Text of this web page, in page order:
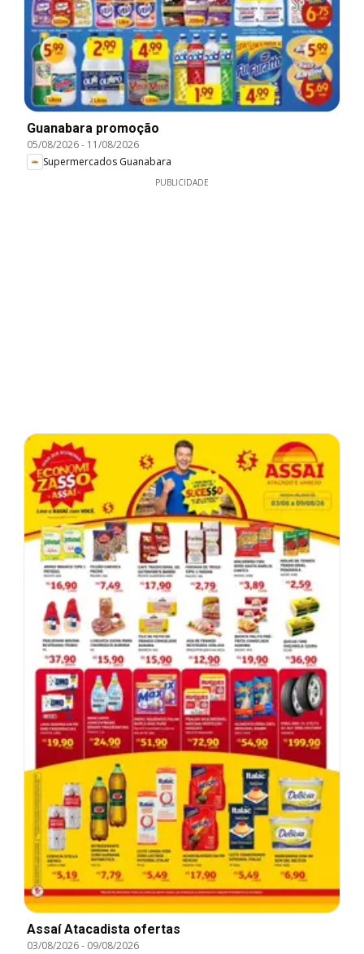
Guanabara promoção
05/08/2026- 11/08/2026
Supermercados Guanabara
PUBLICIDADE
Assaí Atacadista ofertas
03/08/2026- 09/08/2026